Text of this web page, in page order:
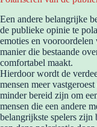
Een andere belangrijke
de publieke opinie te
emoties en vooroordelen
manier die bestaande
comfortabel maakt.
Hierdoor wordt de
mensen meer
minder bereid zijn om
mensen die een andere
belangrijkste spelers zijn